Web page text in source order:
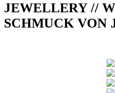
JEWELLERY //
SCHMUCK VON